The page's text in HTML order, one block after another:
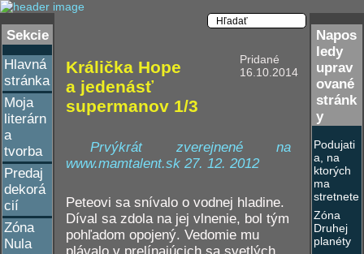
Sekcie
Hlavná
stránka
Moja
literárn
a
tvorba
Predaj
dekorá
cií
Zóna
Nula
Pridané
16.10.2014
Králička Hope
a jedenásť
supermanov 1/3
Prvýkrát zverejnené na
www.mamtalent.sk 27. 12. 2012
Peteovi sa snívalo o vodnej hladine.
Díval sa zdola na jej vlnenie, bol tým
pohľadom opojený. Vedomie mu
Napos
ledy
uprav
ované
stránk
y
Podujati
a, na
ktorých
ma
stretnete
Zóna
Druhej
planéty